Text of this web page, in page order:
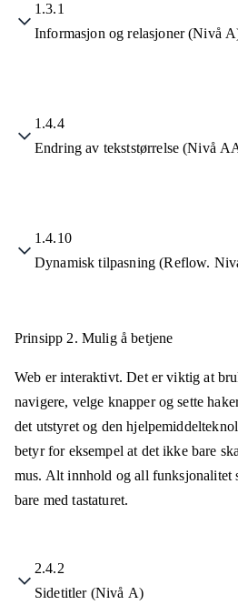
1.3.1
Informasjon og relasjoner (Nivå
1.4.4
Endring av tekststørrelse (Nivå
1.4.10
Dynamisk tilpasning (Reflow.
Prinsipp 2. Mulig å betjene
Web er interaktivt. Det er viktig at
navigere, velge knapper og sette
det utstyret og den
betyr for eksempel at det ikke bare
mus. Alt innhold og all funksjonalitet
bare med tastaturet.
2.4.2
Sidetitler (Nivå A)